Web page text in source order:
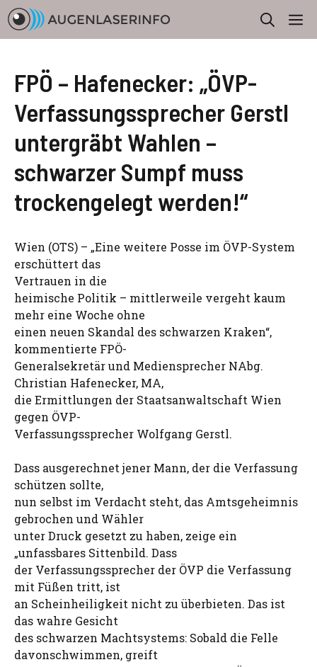
Zum
Inhalt
springen
FPÖ – Hafenecker: „ÖVP-
Verfassungssprecher Gerstl
untergräbt Wahlen –
schwarzer Sumpf muss
trockengelegt werden!“
Wien (OTS) – „Eine weitere Posse im ÖVP-System
erschüttert das
Vertrauen in die
heimische Politik – mittlerweile vergeht kaum
mehr eine Woche ohne
einen neuen Skandal des schwarzen Kraken“,
kommentierte FPÖ-
Generalsekretär und Mediensprecher NAbg.
Christian Hafenecker, MA,
die Ermittlungen der Staatsanwaltschaft Wien
gegen ÖVP-
Verfassungssprecher Wolfgang Gerstl.
Dass ausgerechnet jener Mann, der die Verfassung
schützen sollte,
nun selbst im Verdacht steht, das Amtsgeheimnis
gebrochen und Wähler
unter Druck gesetzt zu haben, zeige ein
„unfassbares Sittenbild. Dass
der Verfassungssprecher der ÖVP die Verfassung
mit Füßen tritt, ist
an Scheinheiligkeit nicht zu überbieten. Das ist
das wahre Gesicht
des schwarzen Machtsystems: Sobald die Felle
davonschwimmen, greift